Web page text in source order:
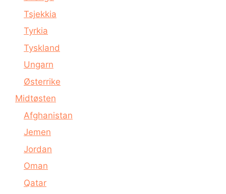
Tsjekkia
Tyrkia
Tyskland
Ungarn
Østerrike
Midtøsten
Afghanistan
Jemen
Jordan
Oman
Qatar